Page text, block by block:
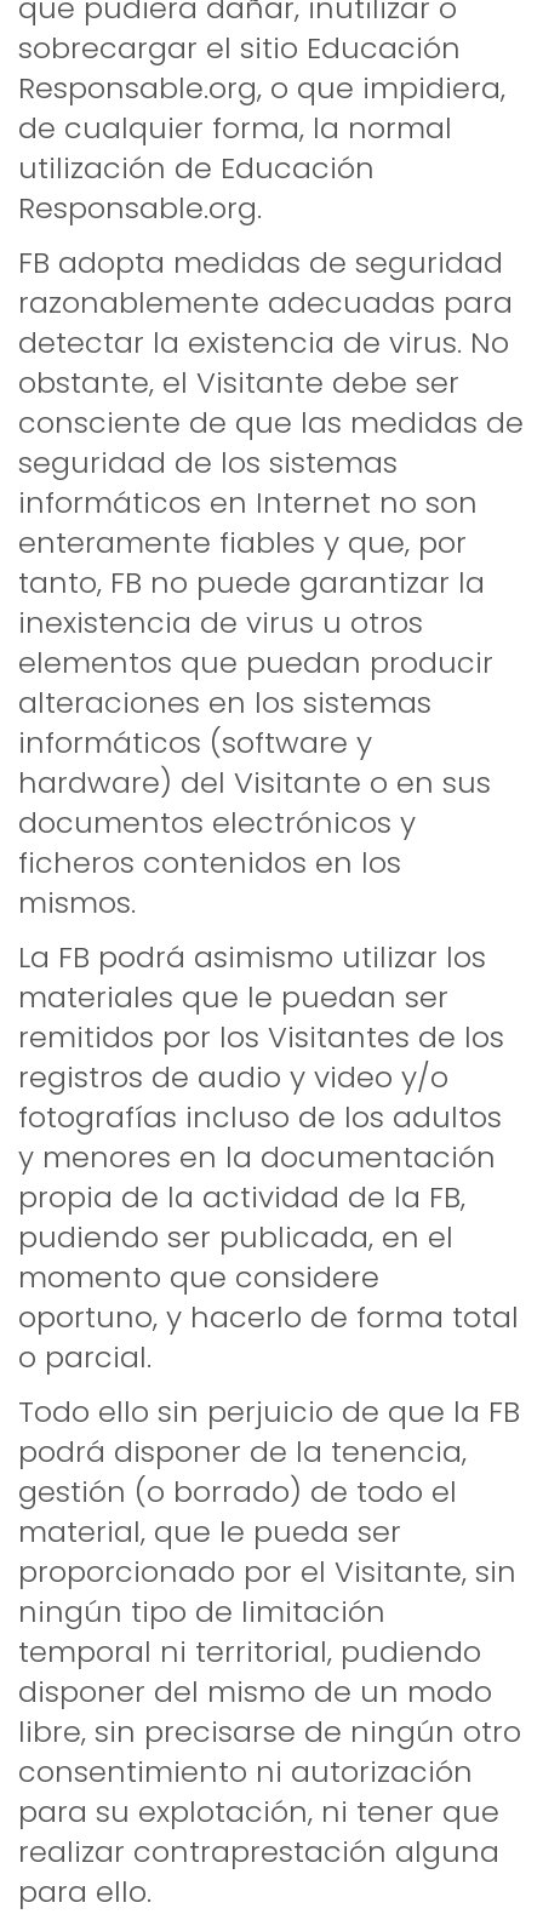
que pudiera dañar, inutilizar o
sobrecargar el sitio Educación
Responsable.org, o que impidiera,
de cualquier forma, la normal
utilización de Educación
Responsable.org.
FB adopta medidas de seguridad
razonablemente adecuadas para
detectar la existencia de virus. No
obstante, el Visitante debe ser
consciente de que las medidas de
seguridad de los sistemas
informáticos en Internet no son
enteramente fiables y que, por
tanto, FB no puede garantizar la
inexistencia de virus u otros
elementos que puedan producir
alteraciones en los sistemas
informáticos (software y
hardware) del Visitante o en sus
documentos electrónicos y
ficheros contenidos en los
mismos.
La FB podrá asimismo utilizar los
materiales que le puedan ser
remitidos por los Visitantes de los
registros de audio y video y/o
fotografías incluso de los adultos
y menores en la documentación
propia de la actividad de la FB,
pudiendo ser publicada, en el
momento que considere
oportuno, y hacerlo de forma total
o parcial.
Todo ello sin perjuicio de que la FB
podrá disponer de la tenencia,
gestión (o borrado) de todo el
material, que le pueda ser
proporcionado por el Visitante, sin
ningún tipo de limitación
temporal ni territorial, pudiendo
disponer del mismo de un modo
libre, sin precisarse de ningún otro
consentimiento ni autorización
para su explotación, ni tener que
realizar contraprestación alguna
para ello.